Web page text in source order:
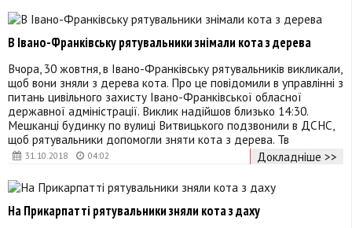
31.10.2018 04:02
В Івано-Франківську рятувальники знімали кота з дерева
Вчора, 30 жовтня, в Івано-Франківську рятувальників викликали,
щоб вони зняли з дерева кота. Про це повідомили в управлінні з
питань цивільного захисту Івано-Франківської обласної
державної адміністрації. Виклик надійшов близько 14:30.
Мешканці будинку по вулиці Витвицького подзвонили в ДСНС,
щоб рятувальники допомогли зняти кота з дерева. Тв
Докладніше >>
На Прикарпатті рятувальники зняли кота з даху